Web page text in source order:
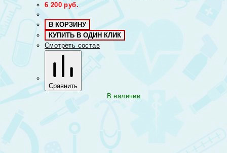
6 200 руб.
В КОРЗИНУ
КУПИТЬ В ОДИН КЛИК
Смотреть состав
Сравнить
В наличии